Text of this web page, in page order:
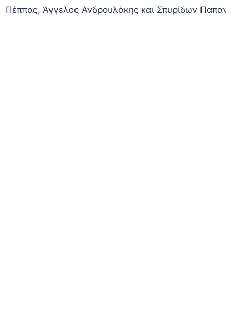
Πέππας, Άγγελος Ανδρουλάκης και Σπυρίδων